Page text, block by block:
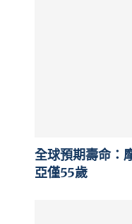
全球預期壽命：
亞僅55歲